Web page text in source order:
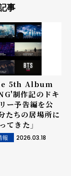
事
5th Album
制作記のドキ
ー予告編を公
たちの居場所に
てきた」
報 2026.03.18